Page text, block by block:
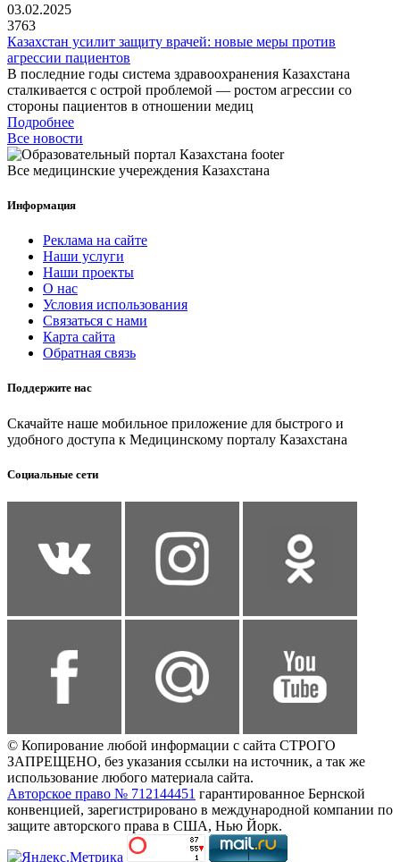
03.02.2025
3763
Казахстан усилит защиту врачей: новые меры против
агрессии пациентов
В последние годы система здравоохранения Казахстана
сталкивается с острой проблемой — ростом агрессии со
стороны пациентов в отношении медиц
Подробнее
Все новости
Все медицинские учереждения Казахстана
Информация
Реклама на сайте
Наши услуги
Наши проекты
О нас
Условия использования
Связаться с нами
Карта сайта
Обратная связь
Поддержите нас
Скачайте наше мобильное приложение для быстрого и
удобного доступа к Медицинскому порталу Казахстана
Социальные сети
© Копирование любой информации с сайта СТРОГО
ЗАПРЕЩЕНО, без указания ссылки на источник, а так же
использование любого материала сайта.
Авторское право № 712144451 гарантированное Бернской
конвенцией, зарегистрировано в международной компании по
защите авторского права в США, Нью Йорк.